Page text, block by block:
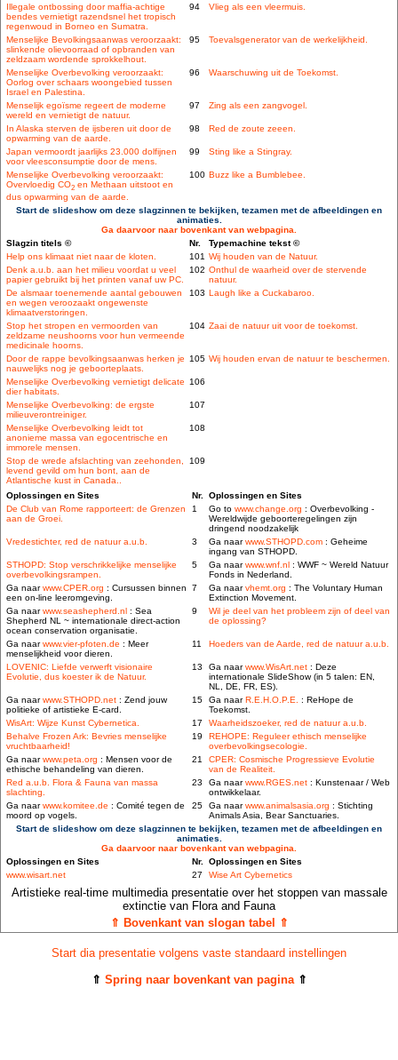
Illegale ontbossing door maffia-achtige
bendes vernietigt razendsnel het tropisch
regenwoud in Borneo en Sumatra.
94 Vlieg als een vleermuis.
Menselijke Bevolkingsaanwas veroorzaakt:
slinkende olievoorraad of opbranden van
zeldzaam wordende sprokkelhout.
95 Toevalsgenerator van de werkelijkheid.
Menselijke Overbevolking veroorzaakt:
Oorlog over schaars woongebied tussen
Israel en Palestina.
96 Waarschuwing uit de Toekomst.
Menselijk egoïsme regeert de moderne
wereld en vernietigt de natuur.
97 Zing als een zangvogel.
In Alaska sterven de ijsberen uit door de
opwarming van de aarde.
98 Red de zoute zeeen.
Japan vermoordt jaarlijks 23.000 dolfijnen
voor vleesconsumptie door de mens.
99 Sting like a Stingray.
Menselijke Overbevolking veroorzaakt:
Overvloedig CO2 en Methaan uitstoot en
dus opwarming van de aarde.
100 Buzz like a Bumblebee.
Start de slideshow om deze slagzinnen te bekijken, tezamen met de afbeeldingen en
animaties.
Ga daarvoor naar bovenkant van webpagina.
Slagzin titels ©
Nr.
Typemachine tekst ©
Help ons klimaat niet naar de kloten.
101 Wij houden van de Natuur.
Denk a.u.b. aan het milieu voordat u veel
papier gebruikt bij het printen vanaf uw PC.
102 Onthul de waarheid over de stervende
natuur.
De alsmaar toenemende aantal gebouwen
en wegen veroozaakt ongewenste
klimaatverstoringen.
103 Laugh like a Cuckabaroo.
Stop het stropen en vermoorden van
zeldzame neushoorns voor hun vermeende
medicinale hoorns.
104 Zaai de natuur uit voor de toekomst.
Door de rappe bevolkingsaanwas herken je
nauwelijks nog je geboorteplaats.
105 Wij houden ervan de natuur te beschermen.
Menselijke Overbevolking vernietigt delicate
dier habitats.
106
Menselijke Overbevolking: de ergste
milieuverontreiniger.
107
Menselijke Overbevolking leidt tot
anonieme massa van egocentrische en
immorele mensen.
108
Stop de wrede afslachting van zeehonden,
levend gevild om hun bont, aan de
Atlantische kust in Canada..
109
Oplossingen en Sites Nr. Oplossingen en Sites
De Club van Rome rapporteert: de Grenzen
aan de Groei.
1 Go to www.change.org : Overbevolking -
Wereldwijde geboorteregelingen zijn
dringend noodzakelijk
Vredestichter, red de natuur a.u.b.
3 Ga naarwww.STHOPD.com : Geheime
ingang van STHOPD.
STHOPD: Stop verschrikkelijke menselijke
overbevolkingsrampen.
5 Ga naarwww.wnf.nl : WWF ~ Wereld Natuur
Fonds in Nederland.
Ga naarwww.CPER.org : Cursussen binnen
een on-line leeromgeving.
7 Ga naarvhemt.org : The Voluntary Human
Extinction Movement.
Ga naarwww.seashepherd.nl : Sea
Shepherd NL ~ internationale direct-action
ocean conservation organisatie.
9
Wil je deel van het probleem zijn of deel van
de oplossing?
Ga naarwww.vier-pfoten.de : Meer
menselijkheid voor dieren.
11 Hoeders van de Aarde, red de natuur a.u.b.
LOVENIC: Liefde verwerft visionaire
Evolutie, dus koester ik de Natuur.
13 Ga naarwww.WisArt.net : Deze
internationale SlideShow (in 5 talen: EN,
NL, DE, FR, ES).
Ga naarwww.STHOPD.net : Zend jouw
politieke of artistieke E-card.
15 Ga naarR.E.H.O.P.E. : ReHope de
Toekomst.
WisArt: Wijze Kunst Cybernetica.
17
Waarheidszoeker, red de natuur a.u.b.
Behalve Frozen Ark: Bevries menselijke
vruchtbaarheid!
19
REHOPE: Reguleer ethisch menselijke
overbevolkingsecologie.
Ga naarwww.peta.org : Mensen voor de
ethische behandeling van dieren.
21
CPER: Cosmische Progressieve Evolutie
van de Realiteit.
Red a.u.b. Flora & Fauna van massa
slachting.
23 Ga naarwww.RGES.net : Kunstenaar / Web
ontwikkelaar.
Ga naarwww.komitee.de : Comité tegen de
moord op vogels.
25 Ga naarwww.animalsasia.org : Stichting
Animals Asia, Bear Sanctuaries.
Start de slideshow om deze slagzinnen te bekijken, tezamen met de afbeeldingen en
animaties.
Ga daarvoor naar bovenkant van webpagina.
Oplossingen en Sites
Nr. Oplossingen en Sites
www.wisart.net
27 Wise Art Cybernetics
Artistieke real-time multimedia presentatie over het stoppen van massale
extinctie van Flora and Fauna
⇑ Bovenkant van slogan tabel ⇑
Start dia presentatie volgens vaste standaard instellingen
⇑ Spring naar bovenkant van pagina⇑